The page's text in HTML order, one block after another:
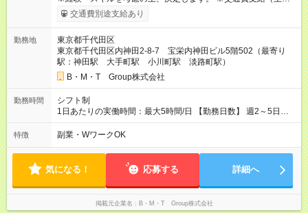
1,000円/日） 【月収例】 ▼週5日勤務の場合 月収13万円（時給
1,300円×5時間×月20日） ▼週3日勤務の場合 月収7万8000円
用期間の長さ：3ヶ月 雇用形態、給与は本採用時と同じです。
試用期間3ヶ月／期間中の給与・待遇に変動はありません。
交通費別途支給あり
勤務地
東京都千代田区
東京都千代田区内神田2-8-7 宝栄内神田ビル5階502（最寄り
駅：神田駅 大手町駅 小川町駅 淡路町駅）
B・M・T Group株式会社
勤務時間
シフト制
1日あたりの実働時間：最大5時間/日 【勤務日数】 週2～5日勤
務（平日のみ） 【勤務時間】 10：00~16：00（休憩12:00～
13:00／実働5時間） ★残業は基本的にありません！毎日ほぼ定
います。 ※勤務時間は相談可！ ※扶養内勤務の相談もOK
特徴 副業・WワークOK
気になる！ 応募する 詳細へ
掲載元企業名 B・M・T Group株式会社